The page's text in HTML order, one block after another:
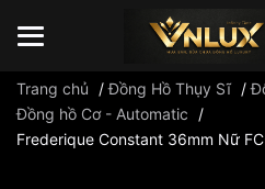
Đồng hồ casio đồng hồ G-Shock
Trang chủ /Đồng Hồ Thụy Sĩ /
Đồng hồ Cơ - Automatic
/
Frederique Constant 36mm Nữ